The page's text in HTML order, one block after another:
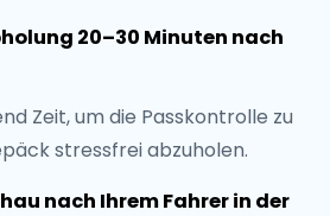
20–30 Minuten nach
Zeit, um die Passkontrolle zu
stressfrei abzuholen.
nach Ihrem Fahrer in der